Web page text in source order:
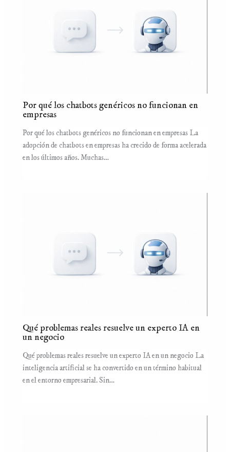
Por qué los chatbots genéricos no funcionan en
empresas
Por qué los chatbots genéricos no funcionan en empresas La
adopción de chatbots en empresas ha crecido de forma acelerada
en los últimos años. Muchas…
Qué problemas reales resuelve un experto IA en
un negocio
Qué problemas reales resuelve un experto IA en un negocio La
inteligencia artificial se ha convertido en un término habitual
en el entorno empresarial. Sin…